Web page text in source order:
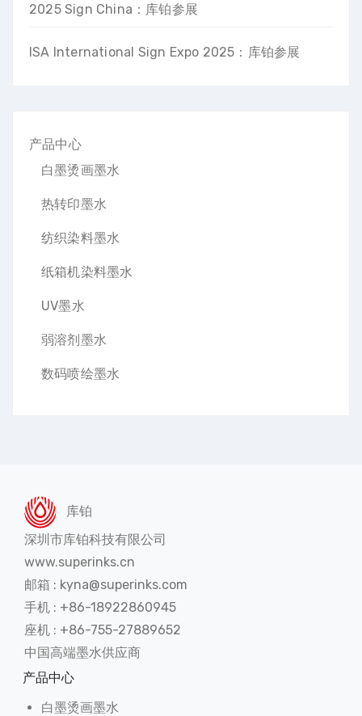
2025 Sign China：库铂参展
ISA International Sign Expo 2025：库铂参展
产品中心
白墨烫画墨水
热转印墨水
纺织染料墨水
纸箱机染料墨水
UV墨水
弱溶剂墨水
数码喷绘墨水
库铂
深圳市库铂科技有限公司
www.superinks.cn
邮箱 : kyna@superinks.com
手机 : +86-18922860945
座机 : +86-755-27889652
中国高端墨水供应商
产品中心
白墨烫画墨水